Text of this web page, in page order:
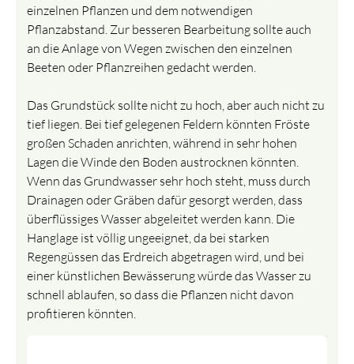
einzelnen Pflanzen und dem notwendigen
Pflanzabstand. Zur besseren Bearbeitung sollte auch
an die Anlage von Wegen zwischen den einzelnen
Beeten oder Pflanzreihen gedacht werden.
Das Grundstück sollte nicht zu hoch, aber auch nicht zu
tief liegen. Bei tief gelegenen Feldern könnten Fröste
großen Schaden anrichten, während in sehr hohen
Lagen die Winde den Boden austrocknen könnten.
Wenn das Grundwasser sehr hoch steht, muss durch
Drainagen oder Gräben dafür gesorgt werden, dass
überflüssiges Wasser abgeleitet werden kann. Die
Hanglage ist völlig ungeeignet, da bei starken
Regengüssen das Erdreich abgetragen wird, und bei
einer künstlichen Bewässerung würde das Wasser zu
schnell ablaufen, so dass die Pflanzen nicht davon
profitieren könnten.